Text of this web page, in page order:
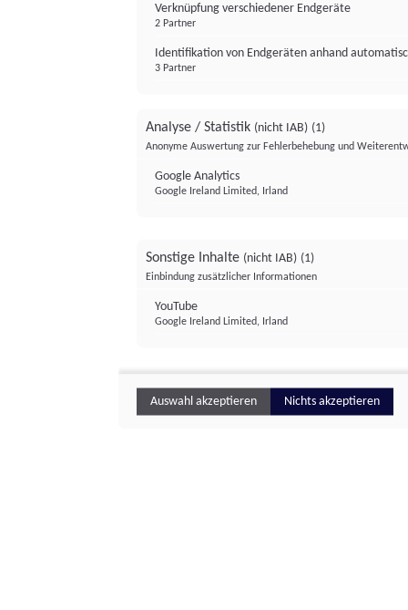
Verknüpfung verschiedener Endgeräte
2 Partner
Identifikation von Endgeräten anhand
3 Partner
Analyse / Statistik (nicht IAB) (1)
Anonyme Auswertung zur Fehlerbehebung und
Google Analytics
Google Ireland Limited, Irland
Sonstige Inhalte (nicht IAB) (1)
Einbindung zusätzlicher Informationen
YouTube
Google Ireland Limited, Irland
Auswahl akzeptieren Nichts akzeptieren